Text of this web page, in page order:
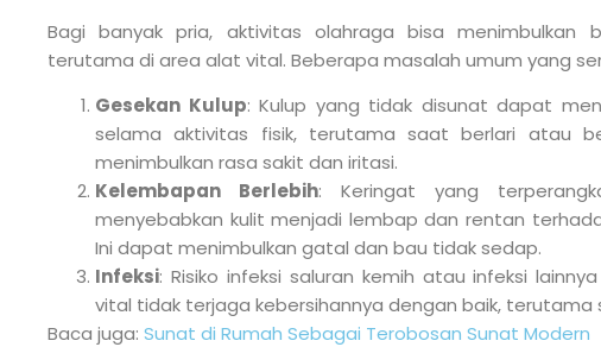
Bagi banyak pria, aktivitas olahraga bisa menimbulkan
terutama di area alat vital. Beberapa masalah umum yang
Gesekan Kulup: Kulup yang tidak disunat dapat
selama aktivitas fisik, terutama saat berlari atau
menimbulkan rasa sakit dan iritasi.
Kelembapan Berlebih: Keringat yang
menyebabkan kulit menjadi lembap dan rentan
Ini dapat menimbulkan gatal dan bau tidak sedap.
Infeksi: Risiko infeksi saluran kemih atau infeksi
vital tidak terjaga kebersihannya dengan baik, terutama
Baca juga: Sunat di Rumah Sebagai Terobosan Sunat Modern